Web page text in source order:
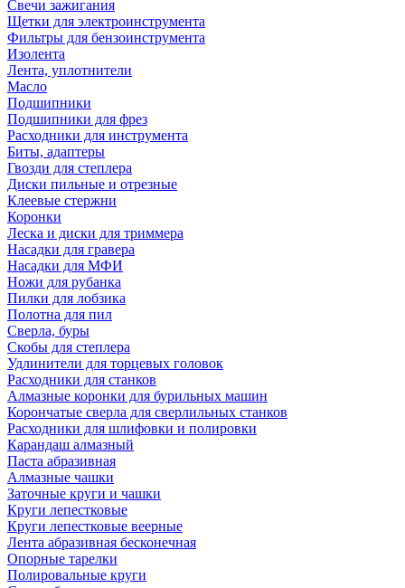
Свечи зажигания
Щетки для электроинструмента
Фильтры для бензоинструмента
Изолента
Лента, уплотнители
Масло
Подшипники
Подшипники для фрез
Расходники для инструмента
Биты, адаптеры
Гвозди для степлера
Диски пильные и отрезные
Клеевые стержни
Коронки
Леска и диски для триммера
Насадки для гравера
Насадки для МФИ
Ножи для рубанка
Пилки для лобзика
Полотна для пил
Сверла, буры
Скобы для степлера
Удлинители для торцевых головок
Расходники для станков
Алмазные коронки для бурильных машин
Корончатые сверла для сверлильных станков
Расходники для шлифовки и полировки
Карандаш алмазный
Паста абразивная
Алмазные чашки
Заточные круги и чашки
Круги лепестковые
Круги лепестковые веерные
Лента абразивная бесконечная
Опорные тарелки
Полировальные круги